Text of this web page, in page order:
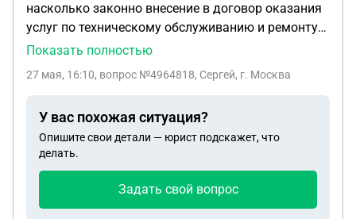
насколько законно внесение в договор оказания
услуг по техническому обслуживанию и ремонту
наружных газопроводов и газоиспользующего
диспечерское обеспечение и абонетской платы
редуцирования газа? Ведь аварийно-
диспечерское обеспечение подразумевает
комплекс мероприятий по локализации и
процессе эксплуатации сети газораспределения
Показать полностью
27 мая, 16:10, вопрос №4964818, Сергей, г. Москва
У вас похожая ситуация?
Опишите свои детали — юрист подскажет, что
делать.
Задать свой вопрос